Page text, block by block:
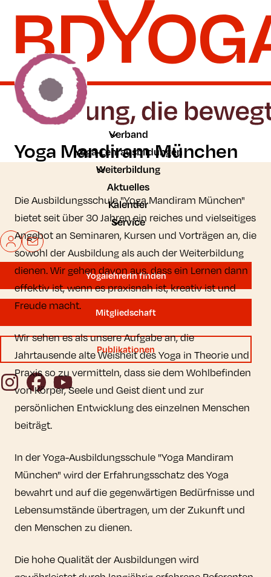
Zum Hauptinhalt der Seite springen
Zur Startseite navigieren
Verband
Yoga-Lehrausbildungen
Weiterbildung
Aktuelles
Kalender
Service
Mein BDYoga
Kontakt
YogalehrerIn finden
Mitgliedschaft
Publikationen
InstagramFacebookYouTube
Yoga Mandiram München
Die Ausbildungsschule "Yoga Mandiram München"
bietet seit über 30 Jahren ein reiches und vielseitiges
Angebot an Seminaren, Kursen und Vorträgen an, die
sowohl der Ausbildung als auch der Weiterbildung
dienen. Wir gehen davon aus, dass ein Lernen dann
effektiv ist, wenn es praxisnah ist, kreativ ist und
Freude macht.
Wir sehen es als unsere Aufgabe an, die
Jahrtausende alte Weisheit des Yoga in Theorie und
Praxis so zu vermitteln, dass sie dem Wohlbefinden
von Körper, Seele und Geist dient und zur
persönlichen Entwicklung des einzelnen Menschen
beiträgt.
In der Yoga-Ausbildungsschule "Yoga Mandiram
München" wird der Erfahrungsschatz des Yoga
bewahrt und auf die gegenwärtigen Bedürfnisse und
Lebensumstände übertragen, um der Zukunft und
den Menschen zu dienen.
Die hohe Qualität der Ausbildungen wird